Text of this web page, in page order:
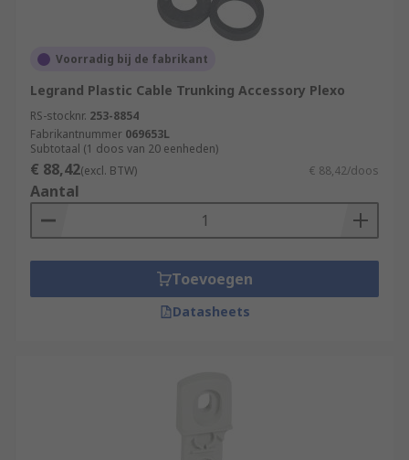
Voorradig bij de fabrikant
Legrand Plastic Cable Trunking Accessory Plexo
RS-stocknr. 253-8854
Fabrikantnummer 069653L
Subtotaal (1 doos van 20 eenheden)
€ 88,42(excl. BTW) € 88,42/doos
Aantal
Toevoegen
Datasheets